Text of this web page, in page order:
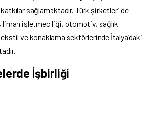
sağlamaktadır. Türk şirketleri de
liman işletmeciliği, otomotiv, sağlık
ve konaklama sektörlerinde İtalya’daki
İşbirliği